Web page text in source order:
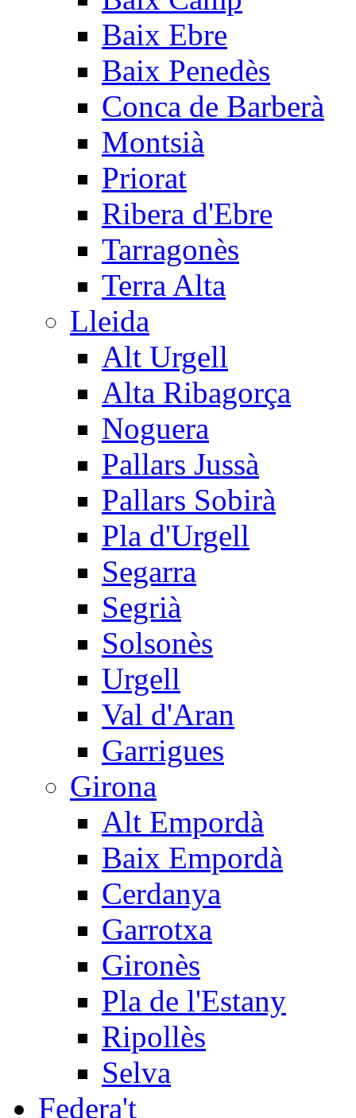
Baix Ebre
Baix Penedès
Conca de Barberà
Montsià
Priorat
Ribera d'Ebre
Tarragonès
Terra Alta
Lleida
Alt Urgell
Alta Ribagorça
Noguera
Pallars Jussà
Pallars Sobirà
Pla d'Urgell
Segarra
Segrià
Solsonès
Urgell
Val d'Aran
Garrigues
Girona
Alt Empordà
Baix Empordà
Cerdanya
Garrotxa
Gironès
Pla de l'Estany
Ripollès
Selva
Federa't